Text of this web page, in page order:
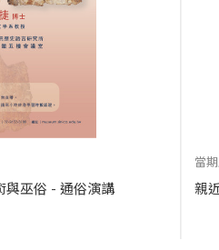
與巫俗 - 通俗演講
當
親